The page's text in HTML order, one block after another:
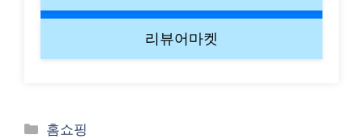
리뷰어마켓
Categories
홈쇼핑